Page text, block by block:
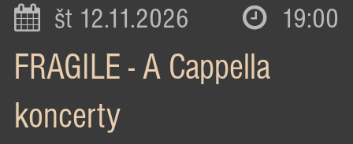
št 12.11.2026 19:00
FRAGILE - A Cappella
koncerty